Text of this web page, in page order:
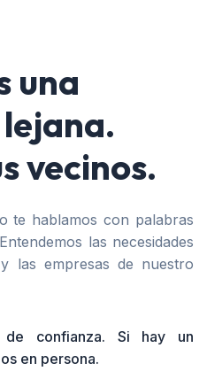
una
vecinos.
te hablamos con palabras
las necesidades
las empresas de nuestro
confianza. Si hay un
en persona.